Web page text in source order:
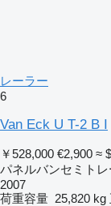
レーラー
6
Van Eck U T-2 B I
￥528,000 €2,900 ≈
パネルバンセミトレ
2007
荷重容量 25,820 kg